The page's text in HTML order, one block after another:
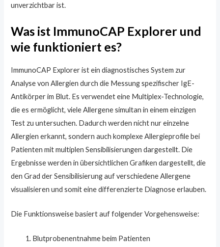
unverzichtbar ist.
Was ist ImmunoCAP Explorer und
wie funktioniert es?
ImmunoCAP Explorer ist ein diagnostisches System zur
Analyse von Allergien durch die Messung spezifischer IgE-
Antikörper im Blut. Es verwendet eine Multiplex-Technologie,
die es ermöglicht, viele Allergene simultan in einem einzigen
Test zu untersuchen. Dadurch werden nicht nur einzelne
Allergien erkannt, sondern auch komplexe Allergieprofile bei
Patienten mit multiplen Sensibilisierungen dargestellt. Die
Ergebnisse werden in übersichtlichen Grafiken dargestellt, die
den Grad der Sensibilisierung auf verschiedene Allergene
visualisieren und somit eine differenzierte Diagnose erlauben.
Die Funktionsweise basiert auf folgender Vorgehensweise:
Blutprobenentnahme beim Patienten